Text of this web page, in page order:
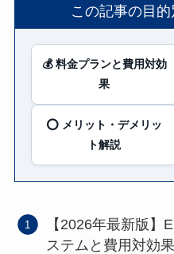
この記事の目
💰 料金プランと費用対効
果
⭕️ メリット・デメリッ
ト解説
【2026年最新版】
ステムと費用対効